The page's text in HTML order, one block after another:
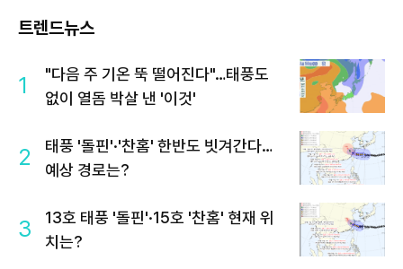
트렌드뉴스
1
"다음 주 기온 뚝 떨어진다"…태풍도
없이 열돔 박살 낸 '이것'
2
태풍 '돌핀'·'찬홈' 한반도 빗겨간다…
예상 경로는?
3
13호 태풍 '돌핀'·15호 '찬홈' 현재 위
치는?